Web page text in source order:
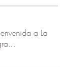
a La
...